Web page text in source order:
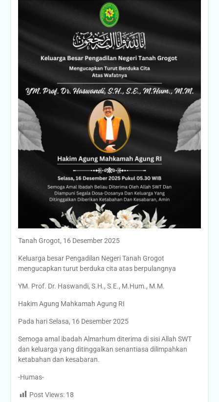
Tanah Grogot, 16 Desember 2025
Keluarga besar Pengadilan Negeri Tanah Grogot
mengucapkan turut berduka cita atas berpulangnya
YM. Prof. Dr. Haswandi, S.H., S.E., M.Hum., M.M.
Hakim Agung Mahkamah Agung RI
Pada hari Selasa, 16 Desember 2025
Semoga amal ibadah Almarhum diterima di sisi Allah SWT
dan keluarga yang ditinggalkan senantiasa dilimpahkan
ketabahan dan kesabaran.
-Humas-
Post Views: 18